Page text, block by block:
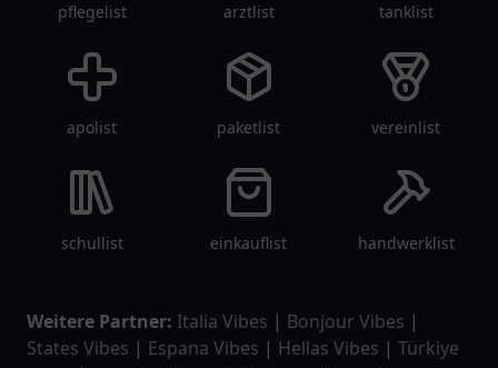
pflegelist arztlist tanklist
apolist paketlist vereinlist
schullist einkauflist handwerklist
Weitere Partner: Italia Vibes | Bonjour Vibes |
States Vibes | Espana Vibes | Hellas Vibes | Türkiye